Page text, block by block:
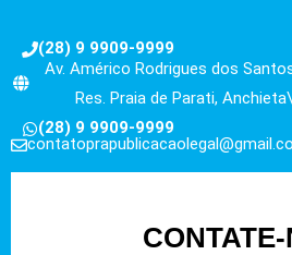
(28) 9 9909-9999
Av. Américo Rodrigues dos
Res. Praia de Parati,
(28) 9 9909-9999